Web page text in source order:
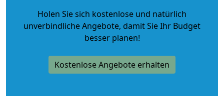
Holen Sie sich kostenlose und natürlich
unverbindliche Angebote, damit Sie Ihr Budget
besser planen!
Kostenlose Angebote erhalten